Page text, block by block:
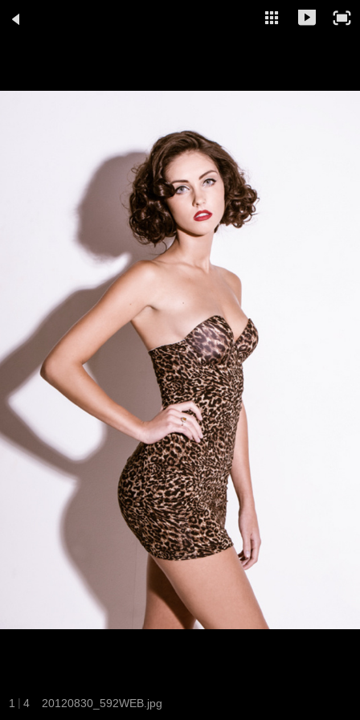
1 | 4 20120830_592WEB.jpg